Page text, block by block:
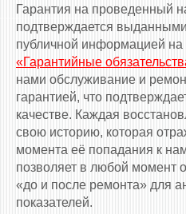
Гарантия на проведенный
подтверждается
публичной информацией
«Гарантийные
нами обслуживание и
гарантией, что
качестве. Каждая
свою историю, которая
момента её попадания к
позволяет в любой момент
«до и после ремонта» для
показателей.